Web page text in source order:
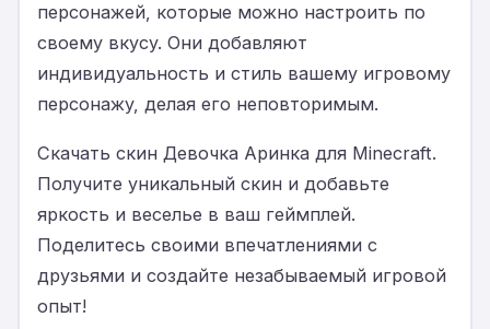
персонажей, которые можно настроить по
своему вкусу. Они добавляют
индивидуальность и стиль вашему игровому
персонажу, делая его неповторимым.
Скачать скин Девочка Аринка для Minecraft.
Получите уникальный скин и добавьте
яркость и веселье в ваш геймплей.
Поделитесь своими впечатлениями с
друзьями и создайте незабываемый игровой
опыт!